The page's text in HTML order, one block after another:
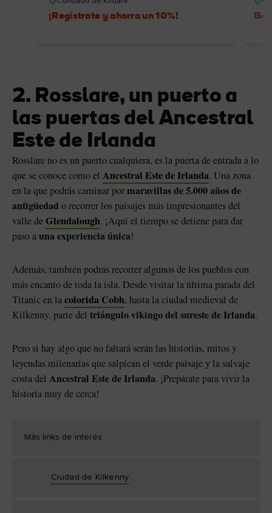
¡Regístrate y ahorra un 10%!
2. Rosslare, un puerto a
las puertas del Ancestral
Este de Irlanda
Rosslare no es un puerto cualquiera, es la puerta de entrada a lo
que se conoce como el Ancestral Este de Irlanda. Una zona
en la que podrás caminar pormaravillas de 5.000 años de
antigüedad o recorrer los paisajes más impresionantes del
valle deGlendalough. ¡Aquí el tiempo se detiene para dar
paso auna experiencia única!
Además, también podrás recorrer algunos de los pueblos con
más encanto de toda la isla. Desde visitar la última parada del
Titanic en lacolorida Cobh, hasta la ciudad medieval de
Kilkenny, parte del triángulo vikingo del sureste de Irlanda.
Pero si hay algo que no faltará serán las historias, mitos y
leyendas milenarias que salpican el verde paisaje y la salvaje
costa del Ancestral Este de Irlanda. ¡Prepárate para vivir la
historia muy de cerca!
Más links de interés
Ciudad de Kilkenny